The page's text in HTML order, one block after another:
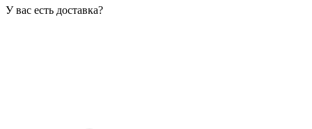
У вас есть доставка?